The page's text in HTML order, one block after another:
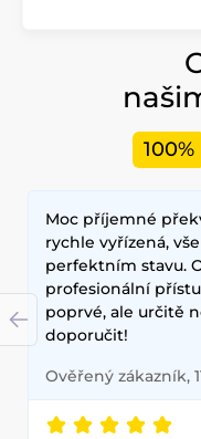
100%
Moc příjemné
rychle vyřízená,
perfektním stavu.
profesionální
poprvé, ale určitě
doporučit!
Ověřený zákazník,